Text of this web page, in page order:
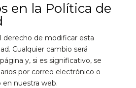
en la Política de
derecho de modificar esta
Cualquier cambio será
y, si es significativo, se
por correo electrónico o
nuestra web.